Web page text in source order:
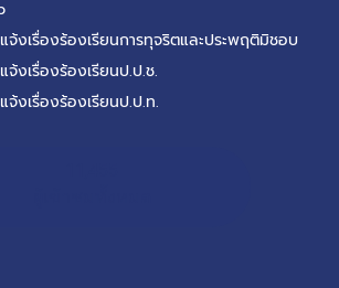
จ้งเรื่องร้องเรียนการทุจริตและประพฤติมิชอบ
จ้งเรื่องร้องเรียนป.ป.ช.
จ้งเรื่องร้องเรียนป.ป.ท.